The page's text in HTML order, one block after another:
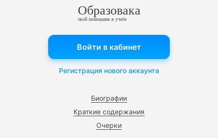
Образовака
твой помощник в учебе
Биографии
Краткие содержания
Очерки
Войти в кабинет
Регистрация нового аккаунта